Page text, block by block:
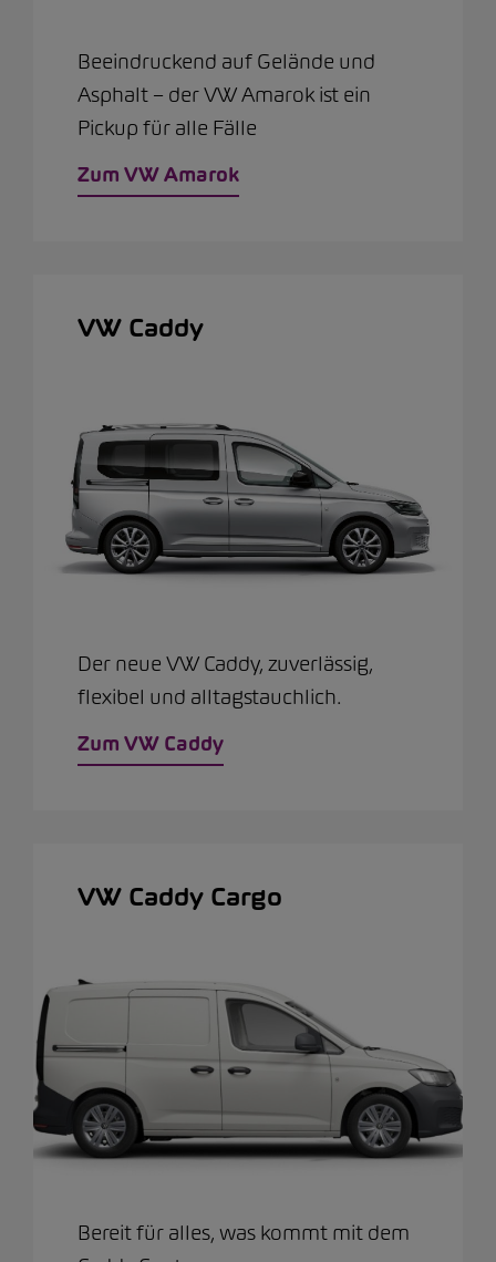
Beeindruckend auf Gelände und
Asphalt – der VW Amarok ist ein
Pickup für alle Fälle
Zum VW Amarok
VW Caddy
Der neue VW Caddy, zuverlässig,
flexibel und alltagstauchlich.
Zum VW Caddy
VW Caddy Cargo
Bereit für alles, was kommt mit dem